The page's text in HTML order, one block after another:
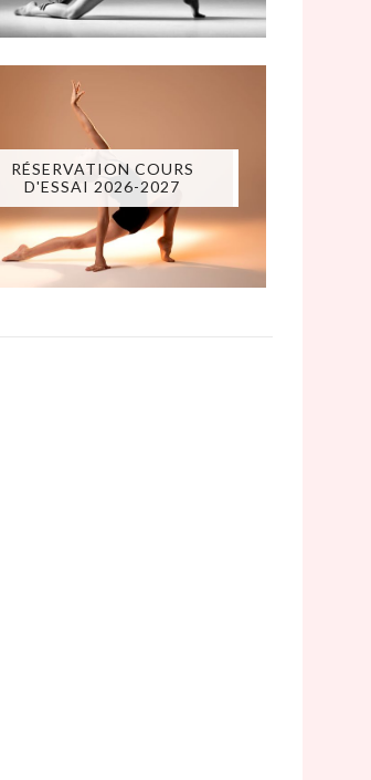
RÉSERVATION COURS
D'ESSAI 2026-2027